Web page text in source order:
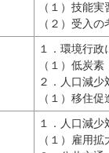
（１）技能
（２）受入
１．環境行政
（１）低炭
２．人口減少
（１）移住
１．人口減少
（１）雇用